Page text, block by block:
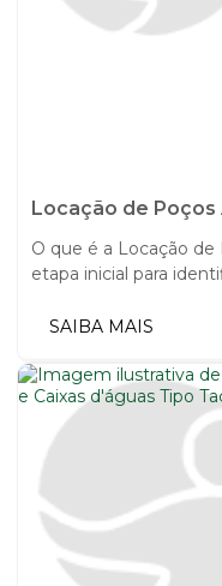
Locação de
O que é a Locação de
etapa inicial para
SAIBA MAIS